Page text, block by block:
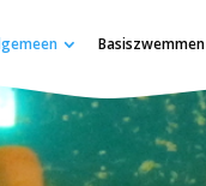
Basiszwemmen